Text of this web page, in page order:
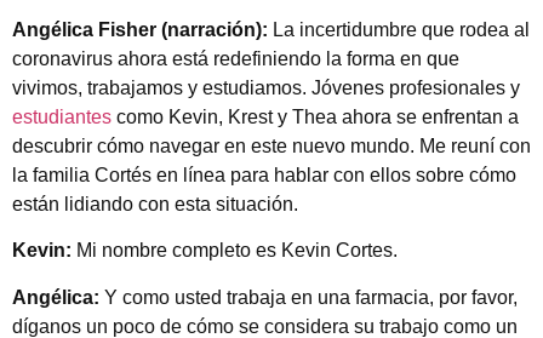
Angélica Fisher (narración): La incertidumbre que rodea al
coronavirus ahora está redefiniendo la forma en que
vivimos, trabajamos y estudiamos. Jóvenes profesionales y
estudiantes como Kevin, Krest y Thea ahora se enfrentan a
descubrir cómo navegar en este nuevo mundo. Me reuní con
la familia Cortés en línea para hablar con ellos sobre cómo
están lidiando con esta situación.
Kevin: Mi nombre completo es Kevin Cortes.
Angélica: Y como usted trabaja en una farmacia, por favor,
díganos un poco de cómo se considera su trabajo como un